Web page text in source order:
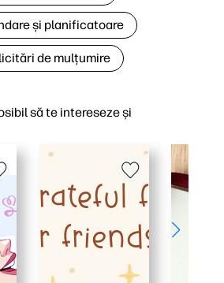
să te intereseze și
și planificatoare
de mulțumire